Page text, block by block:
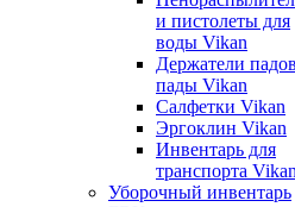
и пистолеты для
воды Vikan
Держатели
пады Vikan
Салфетки Vikan
Эргоклин Vikan
Инвентарь для
транспорта Vikan
Уборочный инвентарь